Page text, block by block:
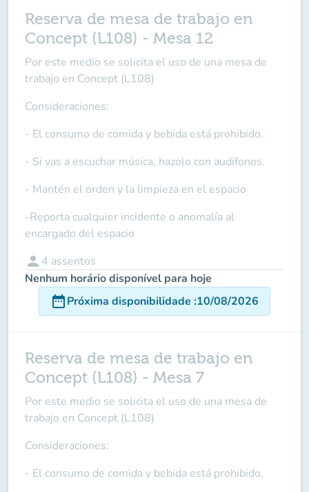
Reserva de mesa de trabajo en
Concept (L108) - Mesa 12
Por este medio se solicita el uso de una mesa de
trabajo en Concept (L108)
Consideraciones:
- El consumo de comida y bebida está prohibido.
- Si vas a escuchar música, hazolo con audífonos.
- Mantén el orden y la limpieza en el espacio
-Reporta cualquier incidente o anomalía al
encargado del espacio
person 4 assentos
Nenhum horário disponível para hoje
date_rangePróxima disponibilidade :10/08/2026
Reserva de mesa de trabajo en
Concept (L108) - Mesa 7
Por este medio se solicita el uso de una mesa de
trabajo en Concept (L108)
Consideraciones:
- El consumo de comida y bebida está prohibido.